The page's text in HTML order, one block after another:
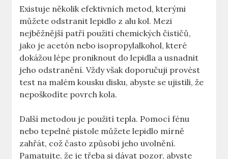
Existuje několik​ efektivních metod, kterými
můžete odstranit lepidlo z alu kol.‍ Mezi
⁣nejběžnější patří použití chemických čističů, ​
jako je acetón nebo isopropylalkohol, které
dokážou lépe proniknout do lepidla​ a usnadnit
jeho odstranění. Vždy⁢ však doporučuji provést
test‌ na malém kousku disku, abyste se ujistili, že⁣
nepoškodíte povrch kola.
Další metodou je⁤ použití tepla. Pomocí​ fénu
nebo tepelné pistole ​můžete lepidlo mírně
zahřát, což často způsobí jeho uvolnění.
Pamatujte, že ‌je třeba si dávat pozor, abyste​